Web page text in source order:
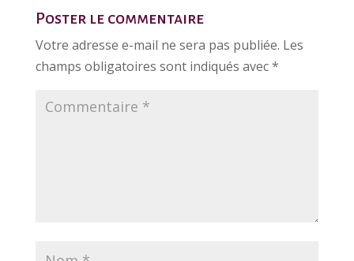
Poster le commentaire
Votre adresse e-mail ne sera pas publiée. Les
champs obligatoires sont indiqués avec*